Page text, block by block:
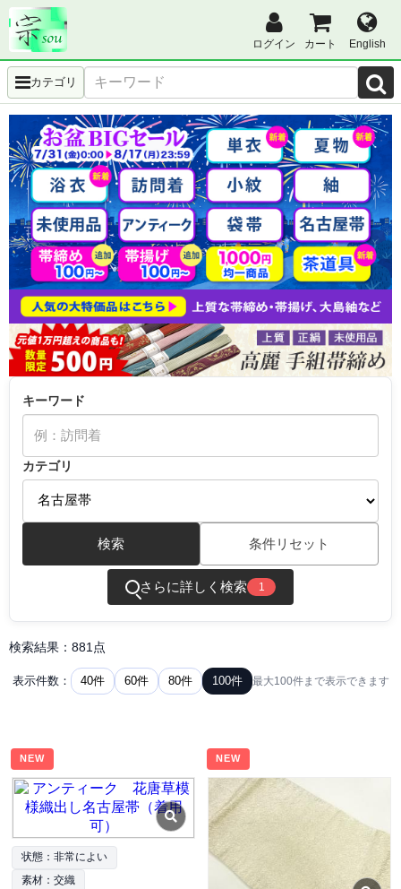
ログイン カート English
カテゴリ
キーワード
カテゴリ
検索 条件リセット
さらに詳しく検索 1
検索結果：881点
表示件数： 40件 60件 80件 100件 最大100件まで表示できます
NEW
状態：非常によい
素材：交織
NEW